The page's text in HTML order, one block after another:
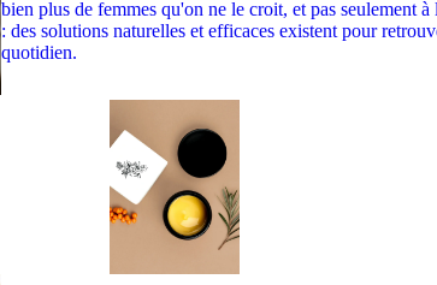
bien plus de femmes qu'on ne le croit, et pas seulement
: des solutions naturelles et efficaces existent pour
quotidien.